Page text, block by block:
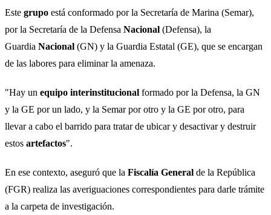
Este grupo está conformado por la Secretaría de Marina (Semar),
por la Secretaría de la Defensa Nacional (Defensa), la
Guardia Nacional (GN) y la Guardia Estatal (GE), que se encargan
de las labores para eliminar la amenaza.
"Hay un equipo interinstitucional formado por la Defensa, la GN
y la GE por un lado, y la Semar por otro y la GE por otro, para
llevar a cabo el barrido para tratar de ubicar y desactivar y destruir
estos artefactos".
En ese contexto, aseguró que la Fiscalía General de la República
(FGR) realiza las averiguaciones correspondientes para darle trámite
a la carpeta de investigación.